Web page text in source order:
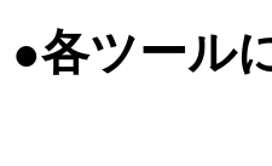
●各ツール